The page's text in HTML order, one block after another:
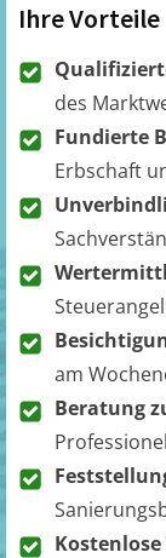
Ihre Vorteile
des
Fundierte
Erbschaft
am
Beratung